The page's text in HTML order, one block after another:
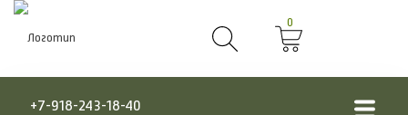
0
+7-918-243-18-40